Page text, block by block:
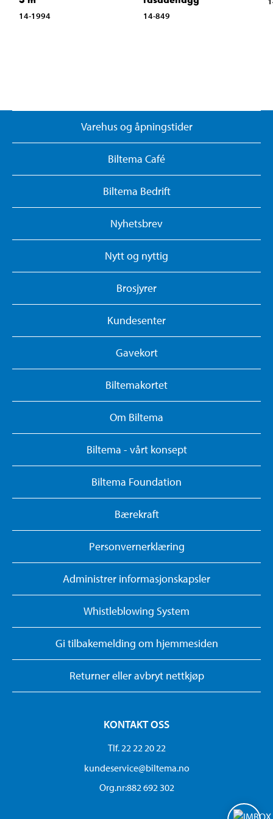
14-1994 14-849
Varehus og åpningstider
Biltema Café
Biltema Bedrift
Nyhetsbrev
Nytt og nyttig
Brosjyrer
Kundesenter
Gavekort
Biltemakortet
Om Biltema
Biltema - vårt konsept
Biltema Foundation
Bærekraft
Personvernerklæring
Administrer informasjonskapsler
Whistleblowing System
Gi tilbakemelding om hjemmesiden
Returner eller avbryt nettkjøp
KONTAKT OSS
Tlf. 22 22 20 22
kundeservice@biltema.no
Org.nr:882 692 302